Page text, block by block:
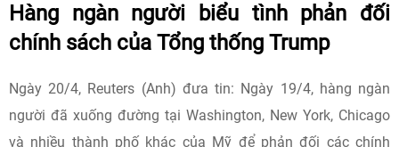
Hàng ngàn người biểu tình phản đối
chính sách của Tổng thống Trump
Ngày 20/4, Reuters (Anh) đưa tin: Ngày 19/4, hàng ngàn
người đã xuống đường tại Washington, New York, Chicago
và nhiều thành phố khác của Mỹ để phản đối các chính